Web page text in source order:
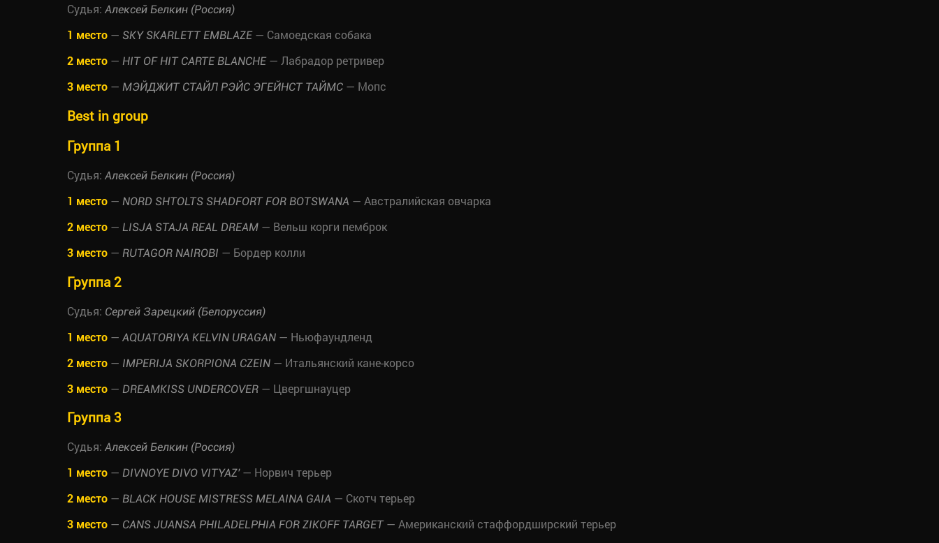
Судья: Алексей Белкин (Россия)
1 место — SKY SKARLETT EMBLAZE — Самоедская собака
2 место — HIT OF HIT CARTE BLANCHE — Лабрадор ретривер
3 место — МЭЙДЖИТ СТАЙЛ РЭЙС ЭГЕЙНСТ ТАЙМС — Мопс
Best in group
Группа 1
Судья: Алексей Белкин (Россия)
1 место — NORD SHTOLTS SHADFORT FOR BOTSWANA — Австралийская овчарка
2 место — LISJA STAJA REAL DREAM — Вельш корги пемброк
3 место — RUTAGOR NAIROBI — Бордер колли
Группа 2
Судья: Сергей Зарецкий (Белоруссия)
1 место — AQUATORIYA KELVIN URAGAN — Ньюфаундленд
2 место — IMPERIJA SKORPIONA CZEIN — Итальянский кане-корсо
3 место — DREAMKISS UNDERCOVER — Цвергшнауцер
Группа 3
Судья: Алексей Белкин (Россия)
1 место — DIVNOYE DIVO VITYAZ'— Норвич терьер
2 место — BLACK HOUSE MISTRESS MELAINA GAIA — Скотч терьер
3 место — CANS JUANSA PHILADELPHIA FOR ZIKOFF TARGET— Американский стаффордширский терьер